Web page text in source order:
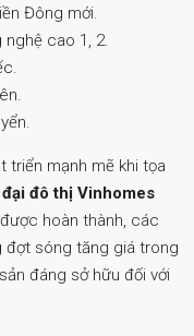
Đông mới.
nghệ cao 1, 2.
triển mạnh mẽ khi tọa
đại đô thị Vinhomes
hoàn thành, các
đợt sóng tăng giá trong
đáng sở hữu đối với